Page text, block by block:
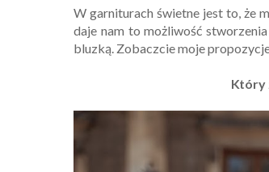
W garniturach świetne jest to, że
daje nam to możliwość
bluzką. Zobaczcie moje
Który